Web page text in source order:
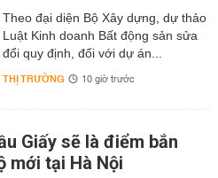
Theo đại diện Bộ Xây dựng, dự thảo
Luật Kinh doanh Bất động sản sửa
đổi quy định, đối với dự án...
THỊ TRƯỜNG 10 giờ trước
Giấy sẽ là điểm bắn
mới tại Hà Nội